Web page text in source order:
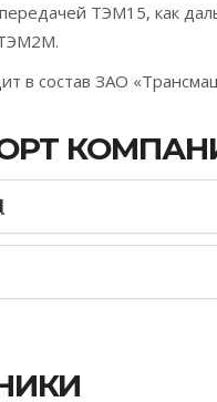
передачей ТЭМ15, как
в состав ЗАО